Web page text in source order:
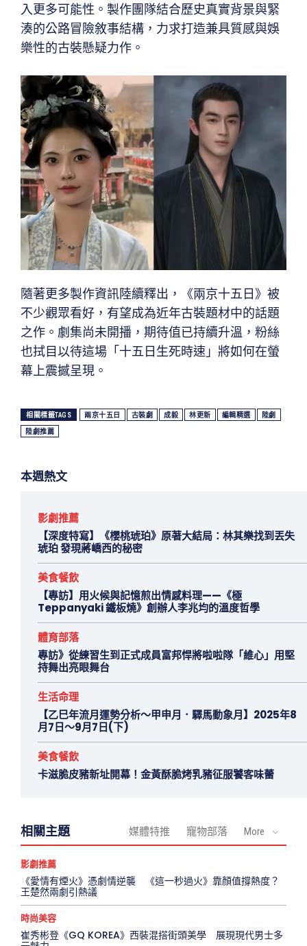
入更多可能性。製作團隊結合歷史真實背景與緊
湊的公路冒險敘事結構，力求打造兼具質感與娛
樂性的古裝懸疑力作。
隨著更多製作資訊陸續釋出，《兩京十五日》被
不少觀眾看好，有望成為近年古裝題材中的話題
之作。劇集尚未開播，期待值已持續升溫，粉絲
也拭目以待這場「十五日生死時速」將如何在螢
幕上震撼呈現。
相關標籤TAGS 兩京十五日 古裝劇 成毅 林更新 編輯精選 陸劇
陸劇推薦
本週熱文
影劇推薦
【深度特寫】《櫻桃琥珀》原著大結局：林其樂找到丟失
琥珀 發現蔣嶠西的秘密
美食餐飲
【專訪】用火候與記憶煎出情感料理——《極
Teppanyaki 鐵板燒》創辦人李兆均的溫度哲學
體育部落
專訪》從練習生到正式成員富邦悍將啦啦隊「維心」用堅
持舞出亮眼舞台
生活命理
【乙巳年流月運勢分析～甲申月．驛馬動象月】2025年8
月7日～9月7日(下)
美食餐飲
卡滋脆皮豬新址開幕！金黃酥脆烤乳豬征服饕客味蕾
相關主題 媒體特推 寵物部落 More
影劇推薦
《愛情有煙火》憑劇情逆襲 《這一秒過火》靠顏值撐熱度？
王楚然兩劇引熱議
時尚美容
崔秀彬登《GQ KOREA》西裝混搭街頭美學 展現現代男士多